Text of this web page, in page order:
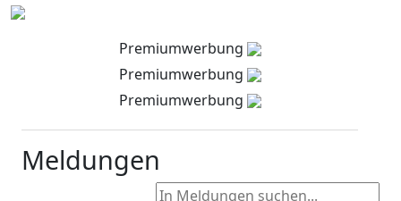
Premiumwerbung
Premiumwerbung
Premiumwerbung
Meldungen